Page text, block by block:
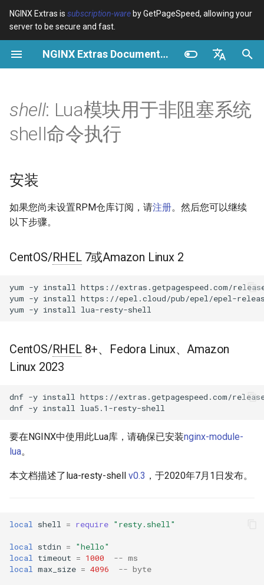
NGINX Extras is subscription-ware by GetPageSpeed, allowing your
server to be secure and fast.
NGINX Extras Documentation
Español
中文
正
在
引
擎
device-type Variables
geoip2
Directives
Get started
history
accept-language
access-control
ajp
auth-digest
auth-hash
auth-pam
auth-radius
aws-auth
bot-verifier
CentOS/RHEL 7或Amazon
run
GitHub
VPS/Dedicated - FastCGI
性能
安全
支
NGINX-MOD - 增强版
RHEL、CentOS 和 Rocky
Linux 上安装
Plesk 控制面板的 NGINX 模
块 - RPM 包
cPanel EA4 NGINX 模块 - 将
ea-nginx 变成性能与安全的强
NGINX HTTP/3 QUIC 支持 -
RHEL 和 CentOS 的 RPM 包
Angie Web Server - 在
RHEL、CentOS、Rocky Linux
shell: Lua模块用于非阻塞系统
shell命令执行
安装
如果您尚未设置RPM仓库订阅，请注册。然后您可以继续
以下步骤。
CentOS/RHEL7或Amazon Linux 2
yum -y install
https://extras.getpagespeed.com/
yum -y install
https://epel.cloud/pub/epel/epel-
yum -y install
CentOS/RHEL8+、Fedora Linux、Amazon
Linux 2023
dnf -y install
https://extras.getpagespeed.com/
dnf -y install
要在NGINX中使用此Lua库，请确保已安装nginx-module-
lua。
本文档描述了lua-resty-shell v0.3 ，于2020年7月1日发布。
local shell = require "resty.shell"
local stdin =
"hello"
local
timeout = 1000
-- ms
local
max_size = 4096 -- byte